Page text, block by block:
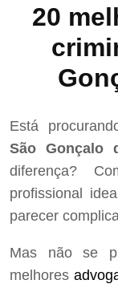
20
Está
São Gonçalo
diferença?
profissional
parecer
Mas não se
melhores